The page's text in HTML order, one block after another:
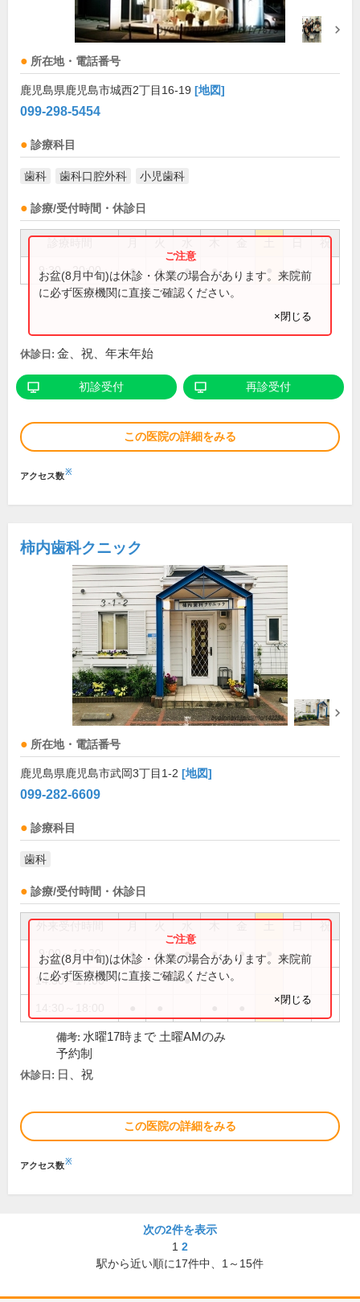
所在地・電話番号
鹿児島県鹿児島市城西2丁目16-19 [地図]
099-298-5454
診療科目
歯科 歯科口腔外科 小児歯科
診療/受付時間・休診日
祝
9:30～20:00 ● ● ● ● ●
お盆(8月中旬)は休診・休業の場合があります。来院前
に必ず医療機関に直接ご確認ください。
×閉じる
休診日: 金、祝、年末年始
初診受付 再診受付
この医院の詳細をみる
アクセス数※
柿内歯科クニック
所在地・電話番号
鹿児島県鹿児島市武岡3丁目1-2 [地図]
099-282-6609
診療科目
歯科
診療/受付時間・休診日
祝
9:00～12:30 ● ● ● ● ●
14:30～17:00 ●
お盆(8月中旬)は休診・休業の場合があります。来院前
に必ず医療機関に直接ご確認ください。
×閉じる
備考: 水曜17時まで 土曜AMのみ
予約制
休診日: 日、祝
この医院の詳細をみる
アクセス数※
次の2件を表示
1 2
駅から近い順に17件中、 1～15件